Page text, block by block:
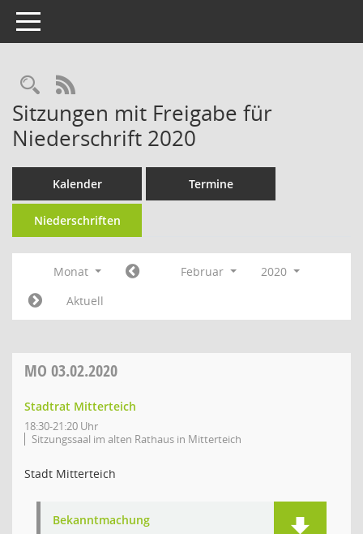
Toggle navigation
RSS-Feed
Sitzungen mit Freigabe für
Niederschrift 2020
Kalender Termine
Niederschriften
Monat Februar
2020
Aktuell
MO 03.02.2020
Stadtrat Mitterteich
18:30-21:20 Uhr
Sitzungssaal im alten Rathaus in Mitterteich
Stadt Mitterteich
Bekanntmachung